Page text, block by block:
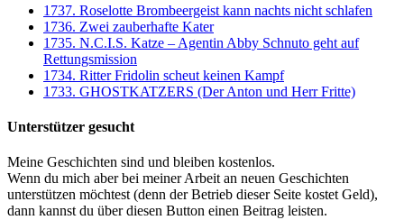
1737. Roselotte Brombeergeist kann nachts nicht schlafen
1736. Zwei zauberhafte Kater
1735. N.C.I.S. Katze – Agentin Abby Schnuto geht auf
Rettungsmission
1734. Ritter Fridolin scheut keinen Kampf
1733. GHOSTKATZERS (Der Anton und Herr Fritte)
Unterstützer gesucht
Meine Geschichten sind und bleiben kostenlos.
Wenn du mich aber bei meiner Arbeit an neuen Geschichten
unterstützen möchtest (denn der Betrieb dieser Seite kostet Geld),
dann kannst du über diesen Button einen Beitrag leisten.